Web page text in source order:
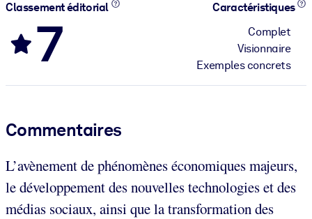
Classement éditorial
7
Caractéristiques
Complet
Visionnaire
Exemples concrets
Commentaires
L’avènement de phénomènes économiques majeurs,
le développement des nouvelles technologies et des
médias sociaux, ainsi que la transformation des